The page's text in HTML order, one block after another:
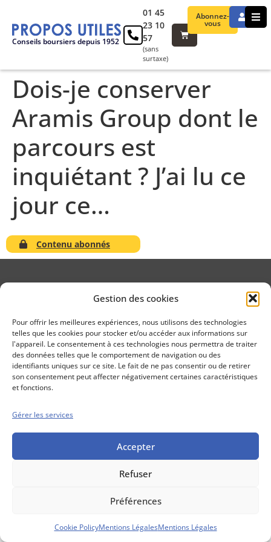
Gestion des cookies
Pour offrir les meilleures expériences, nous utilisons des technologies
telles que les cookies pour stocker et/ou accéder aux informations sur
l'appareil. Le consentement à ces technologies nous permettra de traiter
des données telles que le comportement de navigation ou des
identifiants uniques sur ce site. Le fait de ne pas consentir ou de retirer
son consentement peut affecter négativement certaines caractéristiques
et fonctions.
Gérer les services
Accepter
Refuser
Préférences
Cookie PolicyMentions LégalesMentions Légales
Conseils boursiers depuis 1952
Abonnez-
vous
01 45
23 10
57
(sans
surtaxe)
Dois-je conserver
Aramis Group dont le
parcours est
inquiétant ? J’ai lu ce
jour ce…
Contenu abonnés
Conseils boursiers depuis 1952
Propos Utiles est
une publication
des Editions
Marigny
Mentions Légales
Politique cookie